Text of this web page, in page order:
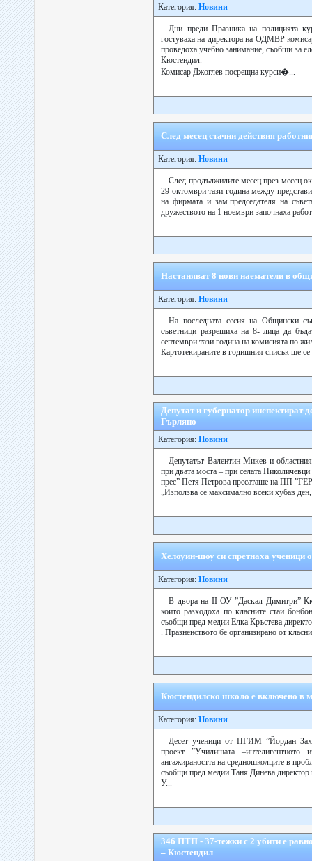
Категория: Новини
Дни преди Празника на полицията
гостуваха на директора на ОДМВР
проведоха учебно занимание, съобщи за
Кюстендил.
Комисар Джоглев посрещна курси�...
След месец стачни действия
Категория: Новини
След продължилите месец през месец
29 октомври тази година между
на фирмата и зам.председателя на
дружеството на 1 ноември започнаха
Настаняват 8 нови наематели в
Категория: Новини
На последната сесия на Общински
съветници разрешиха на 8- лица да
септември тази година на комисията по
Картотекираните в годишния списък ще се
Депутат и губернатор инспектират
Гърляно
Категория: Новини
Депутатът Валентин Микев и
при двата моста – при селата
прес” Петя Петрова пресаташе на ПП
„Използва се максимално всеки хубав
Хелоуин-шоу си спретнаха ученици
Категория: Новини
В двора на ІІ ОУ ”Даскал Димитри”
които разходoха по класните стаи
съобщи пред медии Елка Кръстева
. Празненството бе организирано от
Кюстендилско школо е включено в
Категория: Новини
Десет ученици от ПГИМ ”Йордан
проект ”Училищата
ангажираността на средношколците в
съобщи пред медии Таня Динева директор
У...
346 ПТП - 37-тежки с 2 убити е
– Кюстендил